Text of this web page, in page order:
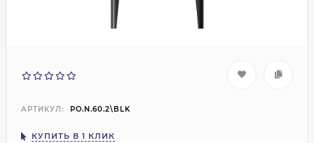
АРТИКУЛ: PO.N.60.2\BLK
КУПИТЬ В 1 КЛИК